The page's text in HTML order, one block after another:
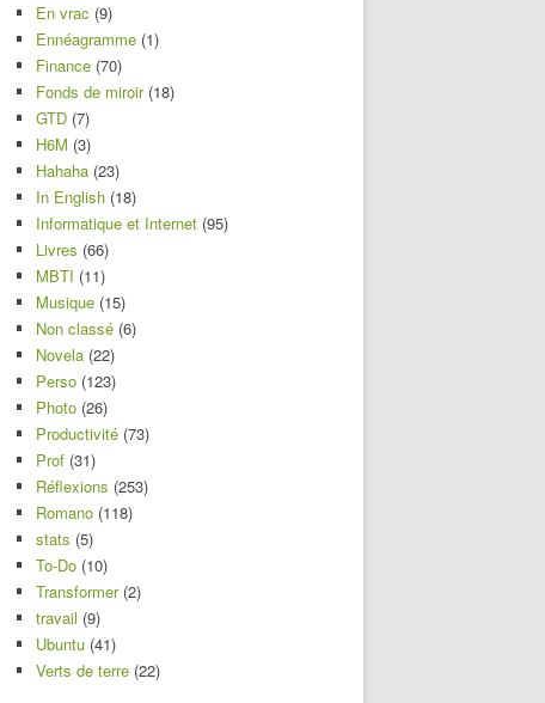
En vrac (9)
Ennéagramme (1)
Finance (70)
Fonds de miroir(18)
GTD (7)
H6M (3)
Hahaha (23)
In English (18)
Informatique et Internet (95)
Livres (66)
MBTI (11)
Musique (15)
Non classé (6)
Novela (22)
Perso (123)
Photo (26)
Productivité (73)
Prof (31)
Réflexions (253)
Romano (118)
stats (5)
To-Do (10)
Transformer(2)
travail (9)
Ubuntu (41)
Verts de terre (22)